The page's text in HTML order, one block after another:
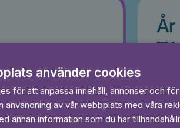
År
använder cookies
för att anpassa innehåll, annonser och
användning av vår webbplats med våra
annan information som du har